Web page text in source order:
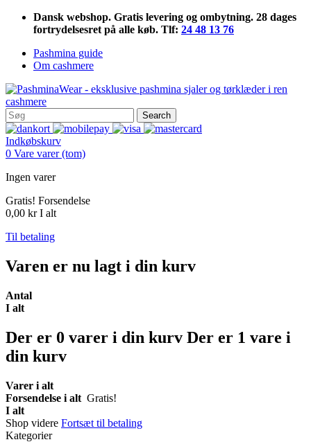
Dansk webshop. Gratis levering og ombytning. 28 dages
fortrydelsesret på alle køb. Tlf: 24 48 13 76
Pashmina guide
Om cashmere
Search
Indkøbskurv
0 Vare varer (tom)
Ingen varer
Gratis! Forsendelse
0,00 kr I alt
Til betaling
Varen er nu lagt i din kurv
Antal
I alt
Der er 0 varer i din kurv Der er 1 vare i
din kurv
Varer i alt
Forsendelse i alt Gratis!
I alt
Shop videre Fortsæt til betaling
Kategorier